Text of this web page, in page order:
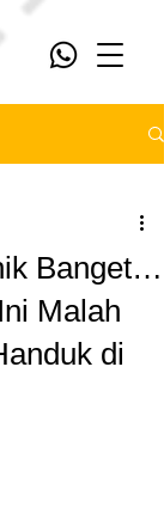
Banget…
Malah
di